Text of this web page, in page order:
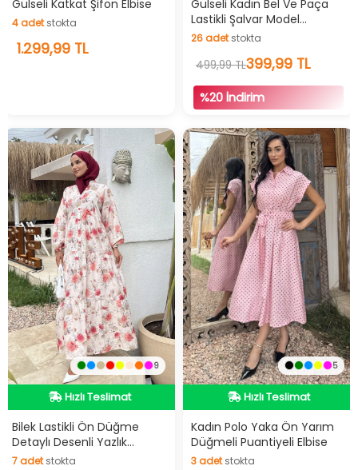
Gülseli Katkat Şifon Elbise
4adetstokta
4 adetstokta
1.299,99 TL
Gülseli Kadın Bel Ve Paça
Lastikli Şalvar Model
Pantolon
26adetstokta
26 adetstokta
499,99 TL399,99 TL
%20 İndirim
9
Hızlı Teslimat
Videolu Ürün
Hızlı Teslimat
Bilek Lastikli Ön Düğme
Detaylı Desenli Yazlık
Tesettür Elbise
7adetstokta
5
Hızlı Teslimat
Videolu Ürün
Hızlı Teslimat
Kadın Polo Yaka Ön Yarım
Düğmeli Puantiyeli Elbise
3adetstokta